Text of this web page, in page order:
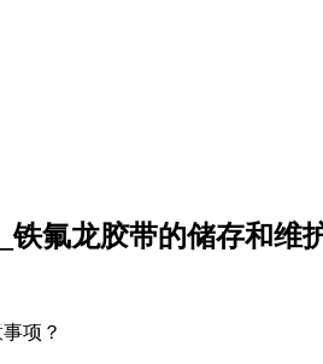
铁氟龙胶带的储存和维
项？